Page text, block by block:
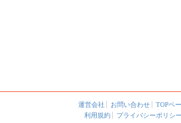
運営会社 お問い合わせ
TOPペ
利用規約
プライバシーポリシー